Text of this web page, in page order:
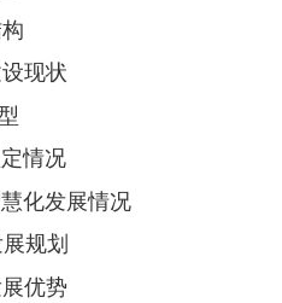
现状
情况
化发展情况
规划
优势